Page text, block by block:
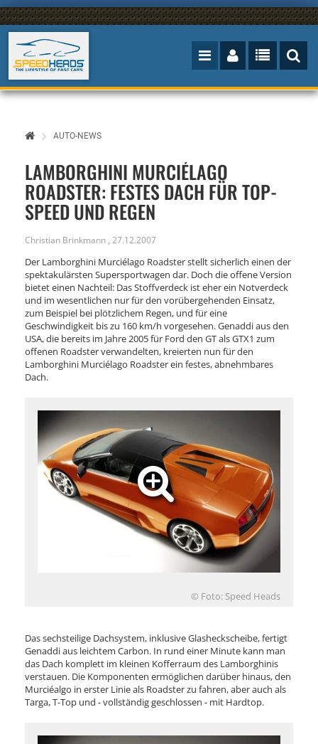
AUTO-NEWS
LAMBORGHINI MURCIÉLAGO
ROADSTER: FESTES DACH FÜR TOP-
SPEED UND REGEN
Christian Brinkmann , 27.12.2007
Der Lamborghini Murciélago Roadster stellt sicherlich einen der
spektakulärsten Supersportwagen dar. Doch die offene Version
bietet einen Nachteil: Das Stoffverdeck ist eher ein Notverdeck
und im wesentlichen nur für den vorübergehenden Einsatz,
zum Beispiel bei plötzlichem Regen, und für eine
Geschwindigkeit bis zu 160 km/h vorgesehen. Genaddi aus den
USA, die bereits im Jahre 2005 für Ford den GT als GTX1 zum
offenen Roadster verwandelten, kreierten nun für den
Lamborghini Murciélago Roadster ein festes, abnehmbares
Dach.
© Foto: Speed Heads
Das sechsteilige Dachsystem, inklusive Glasheckscheibe, fertigt
Genaddi aus leichtem Carbon. In rund einer Minute kann man
das Dach komplett im kleinen Kofferraum des Lamborghinis
verstauen. Die Komponenten ermöglichen darüber hinaus, den
Murciéalgo in erster Linie als Roadster zu fahren, aber auch als
Targa, T-Top und - vollständig geschlossen - mit Hardtop.